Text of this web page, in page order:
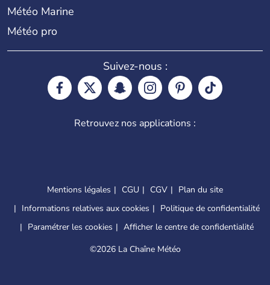
Météo Marine
Météo pro
Suivez-nous :
Retrouvez nos applications :
Mentions légales CGU CGV
Plan du site
Informations relatives aux cookies
Politique de confidentialité
Paramétrer les cookies
Afficher le centre de confidentialité
©2026 La Chaîne Météo